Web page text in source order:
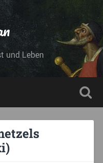
und Leben